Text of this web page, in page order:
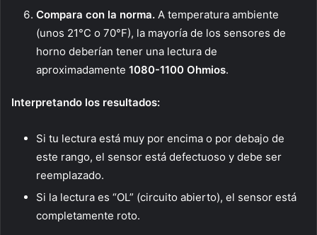
Compara con la norma. A temperatura ambiente
(unos 21°C o 70°F), la mayoría de los sensores de
horno deberían tener una lectura de
aproximadamente 1080-1100 Ohmios.
Interpretando los resultados:
Si tu lectura está muy por encima o por debajo de
este rango, el sensor está defectuoso y debe ser
reemplazado.
Si la lectura es “OL” (circuito abierto), el sensor está
completamente roto.